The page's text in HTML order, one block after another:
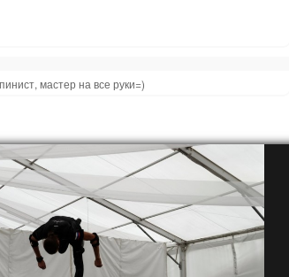
мастер на все руки=)